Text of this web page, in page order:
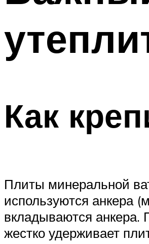
Как
Плиты минеральной
используются анкера
вкладываются анкера.
жестко удерживает